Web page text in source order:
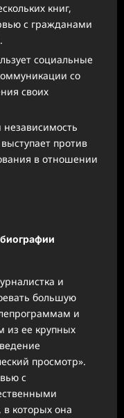
книг,
с гражданами
социальные
со
своих
независимость
против
в отношении
и
большую
и
из ее крупных
просмотр».
с
в которых она